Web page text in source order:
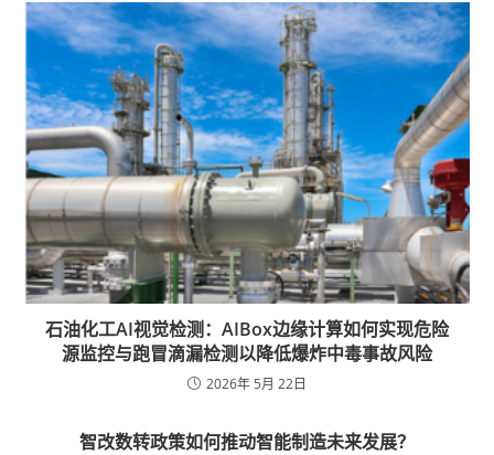
石油化工AI视觉检测：AIBox边缘计算如何实现危险
源监控与跑冒滴漏检测以降低爆炸中毒事故风险
2026年 5月 22日
智改数转政策如何推动智能制造未来发展？